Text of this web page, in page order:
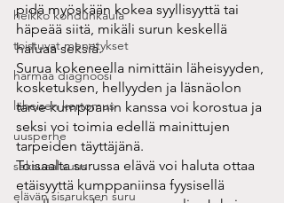
heikko kohdunkaula
toistuvat menetykset
harmaa diagnoosi
läheisen kertomus
uusperhe
seksuaalisuus
elävän sisaruksen suru
pidä myöskään kokea syyllisyyttä tai
häpeää siitä, mikäli surun keskellä
haluaa seksiä.
Surua kokeneella nimittäin läheisyyden,
kosketuksen, hellyyden ja läsnäolon
tarve kumppanin kanssa voi korostua ja
seksi voi toimia edellä mainittujen
tarpeiden täyttäjänä.
Toisaalta surussa elävä voi haluta ottaa
etäisyyttä kumppaniinsa fyysisellä